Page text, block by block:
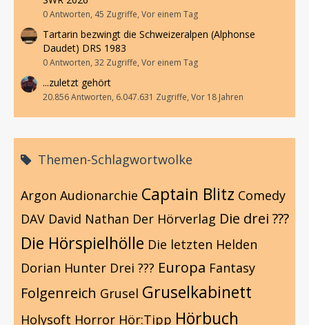
0 Antworten, 45 Zugriffe, Vor einem Tag
Tartarin bezwingt die Schweizeralpen (Alphonse
Daudet) DRS 1983
0 Antworten, 32 Zugriffe, Vor einem Tag
...zuletzt gehört
20.856 Antworten, 6.047.631 Zugriffe, Vor 18 Jahren
Themen-Schlagwortwolke
Argon Audionarchie Captain Blitz Comedy
DAV David Nathan Der Hörverlag Die drei ???
Die Hörspielhölle Die letzten Helden
Dorian Hunter Drei ??? Europa Fantasy
Folgenreich Grusel Gruselkabinett
Holysoft Horror Hör:Tipp Hörbuch